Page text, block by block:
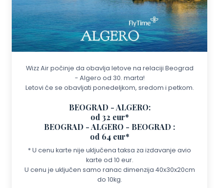
Wizz Air počinje da obavlja letove na relaciji Beograd
- Algero od 30. marta!
Letovi će se obavljati ponedeljkom, sredom i petkom.
BEOGRAD - ALGERO:
od 32 eur*
BEOGRAD - ALGERO - BEOGRAD :
od 64 eur*
* U cenu karte nije uključena taksa za izdavanje avio
karte od 10 eur.
U cenu je uključen samo ranac dimenzija 40x30x20cm
do 10kg.